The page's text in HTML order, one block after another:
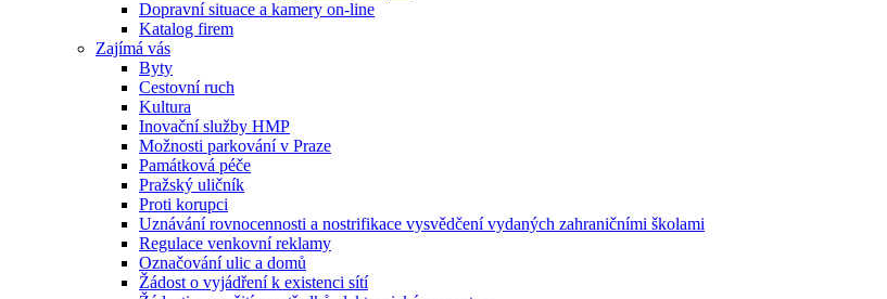
Dopravní situace a kamery on-line
Katalog firem
Zajímá vás
Byty
Cestovní ruch
Kultura
Inovační služby HMP
Možnosti parkování v Praze
Památková péče
Pražský uličník
Proti korupci
Uznávání rovnocennosti a nostrifikace vysvědčení vydaných zahraničními školami
Regulace venkovní reklamy
Označování ulic a domů
Žádost o vyjádření k existenci sítí